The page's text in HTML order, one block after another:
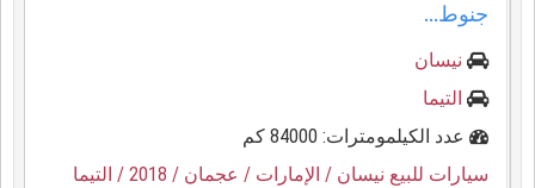
جنوط...
نيسان
التيما
عدد الكيلمومترات: 84000 كم
سيارات للبيع نيسان / الإمارات / عجمان / 2018
/ التيما